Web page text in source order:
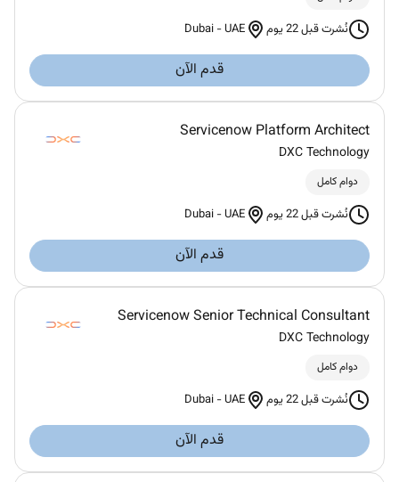
نُشرت قبل 22 يوم Dubai -UAE
قدم الآن
Servicenow Platform Architect
DXC Technology
دوام كامل
نُشرت قبل 22 يوم Dubai -UAE
قدم الآن
Servicenow Senior Technical Consultant
DXC Technology
دوام كامل
نُشرت قبل 22 يوم Dubai -UAE
قدم الآن